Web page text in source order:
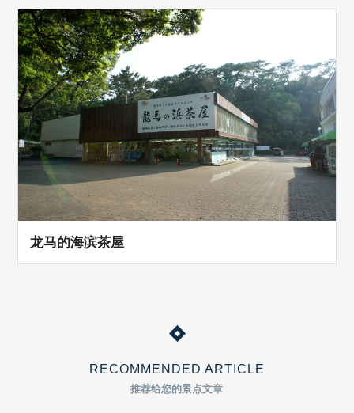
龙马的海滨茶屋
RECOMMENDED ARTICLE
推荐给您的景点文章